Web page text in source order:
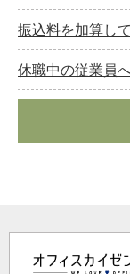
振込料を加算し
休職中の従業員